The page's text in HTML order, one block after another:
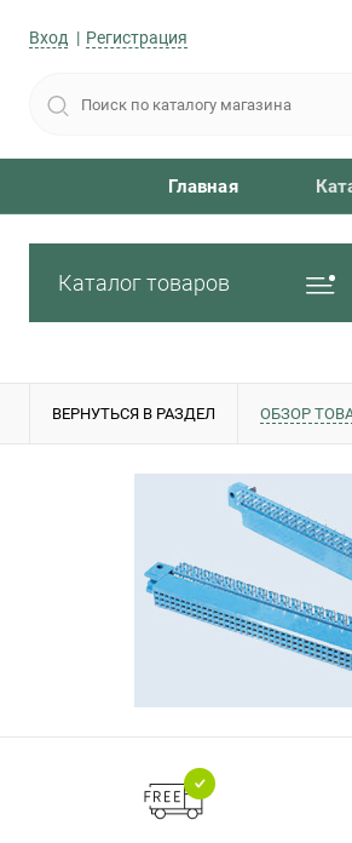
Вход Регистрация
Главная
Каталог товаров
ВЕРНУТЬСЯ В РАЗДЕЛ ОБЗОР